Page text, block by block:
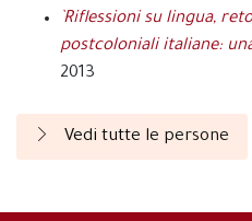
`Riflessioni su lingua,
postcoloniali italiane:
2013
Vedi tutte le persone